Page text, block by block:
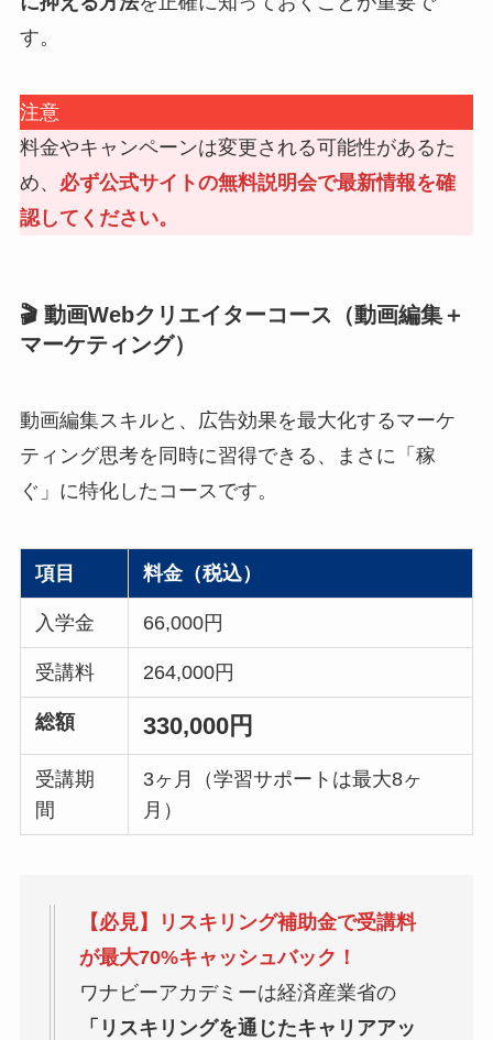
す。
注意
料金やキャンペーンは変更される可能性があるた
め、 必ず公式サイトの無料説明会で最新情報を確
認してください。
🎬 動画Webクリエイターコース（動画編集＋
マーケティング）
動画編集スキルと、広告効果を最大化するマーケ
ティング思考を同時に習得できる、まさに「稼
ぐ」に特化したコースです。
項目 料金（税込）
入学金 66,000円
受講料 264,000円
総額 330,000円
受講期
間
3ヶ月（学習サポートは最大8ヶ
月）
【必見】リスキリング補助金で受講料
が最大70%キャッシュバック！
ワナビーアカデミーは経済産業省の
「リスキリングを通じたキャリアアッ